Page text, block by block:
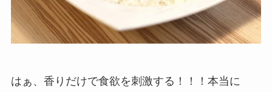
はぁ、香りだけで食欲を刺激する！！！本当に